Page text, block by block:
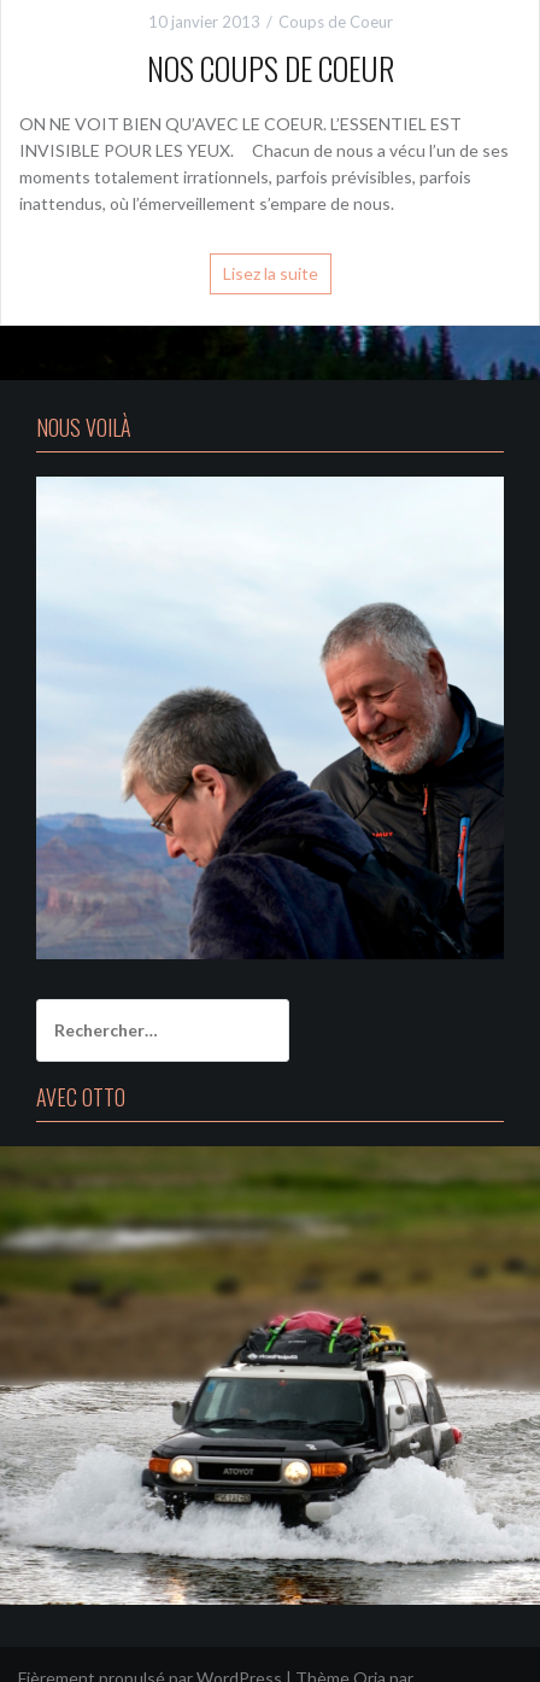
10 janvier 2013 Coups de Coeur
NOS COUPS DE COEUR
ON NE VOIT BIEN QU’AVEC LE COEUR. L’ESSENTIEL EST
INVISIBLE POUR LES YEUX. Chacun de nous a vécu l’un de ses
moments totalement irrationnels, parfois prévisibles, parfois
inattendus, où l’émerveillement s’empare de nous.
Lisez la suite
NOUS VOILÀ
AVEC OTTO
Fièrement propulsé par WordPress | Thème Oria par